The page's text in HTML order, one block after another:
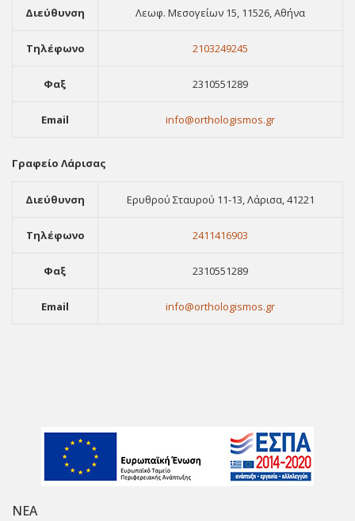
Διεύθυνση Λεωφ. Μεσογείων 15, 11526, Αθήνα
Τηλέφωνο 2103249245
Φαξ 2310551289
Email info@orthologismos.gr
Γραφείο Λάρισας
Διεύθυνση Ερυθρού Σταυρού 11-13, Λάρισα, 41221
Τηλέφωνο 2411416903
Φαξ 2310551289
Email info@orthologismos.gr
ΝΕΑ